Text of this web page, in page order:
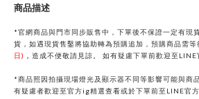
商品描述
*官網商品與門市同步販售中，下單後不保證一定有現
貨，如遇現貨售鑿將協助轉為預購追加，預購商品需等
日) ， 造成不便敬請見諒。 如有疑慮下單前歡迎至LINE
*商品照因拍攝現場燈光及顯示器不同等影響可能與商
有疑慮者歡迎至官方ig精選查看或於下單前至LINE官